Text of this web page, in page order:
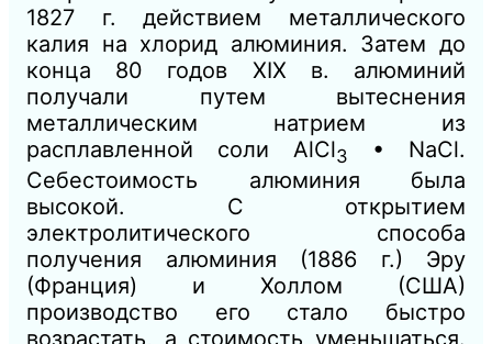
1827 г. действием металлического
калия на хлорид алюминия. Затем до
конца 80 годов XIX в. алюминий
получали путем вытеснения
металлическим натрием из
расплавленной соли АlСl3
• NaCl.
Себестоимость алюминия была
высокой. С открытием
электролитического способа
получения алюминия (1886 г.) Эру
(Франция) и Холлом (США)
производство его стало быстро
возрастать, а стоимость уменьшаться.